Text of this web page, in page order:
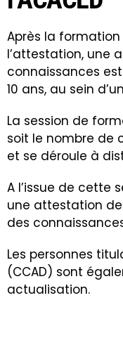
Après la formation
l’attestation, une
connaissances
10 ans, au sein
La session de
soit le nombre de
et se déroule à
A l’issue de cette
une attestation
des
Les personnes
(CCAD) sont
actualisation.